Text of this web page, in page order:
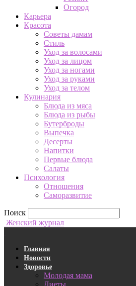
Огород
Карьера
Красота
Советы дамам
Стиль
Уход за волосами
Уход за лицом
Уход за ногами
Уход за руками
Уход за телом
Кулинария
Блюда из мяса
Блюда из рыбы
Бутерброды
Выпечка
Десерты
Напитки
Первые блюда
Салаты
Психология
Отношения
Саморазвитие
Поиск
Женский журнал
Главная
Новости
Здоровье
Молодая мама
Диеты